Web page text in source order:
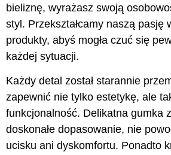
bieliznę, wyrażasz swoją
styl. Przekształcamy naszą pasję
produkty, abyś mogła czuć się
każdej sytuacji.
Każdy detal został starannie
zapewnić nie tylko estetykę, ale
funkcjonalność. Delikatna gumka
doskonałe dopasowanie, nie
ucisku ani dyskomfortu. Ponadto